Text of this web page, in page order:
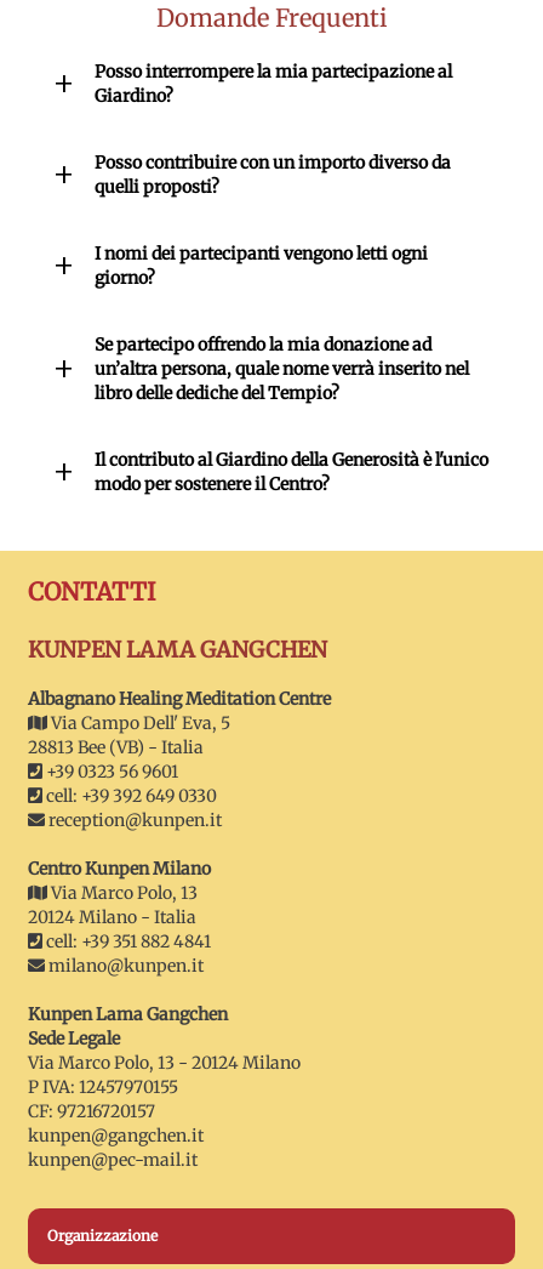
Domande Frequenti
Posso interrompere la mia partecipazione al
Giardino?
Posso contribuire con un importo diverso da
quelli proposti?
I nomi dei partecipanti vengono letti ogni
giorno?
Se partecipo offrendo la mia donazione ad
un’altra persona, quale nome verrà inserito nel
libro delle dediche del Tempio?
Il contributo al Giardino della Generosità è l'unico
modo per sostenere il Centro?
CONTATTI
KUNPEN LAMA GANGCHEN
Albagnano Healing Meditation Centre
Via Campo Dell' Eva, 5
28813 Bee (VB) - Italia
+39 0323 56 9601
cell: +39 392 649 0330
reception@kunpen.it
Centro Kunpen Milano
Via Marco Polo, 13
20124 Milano - Italia
cell: +39 351 882 4841
milano@kunpen.it
Kunpen Lama Gangchen
Sede Legale
Via Marco Polo, 13 - 20124 Milano
P IVA: 12457970155
CF: 97216720157
kunpen@gangchen.it
kunpen@pec-mail.it
Organizzazione